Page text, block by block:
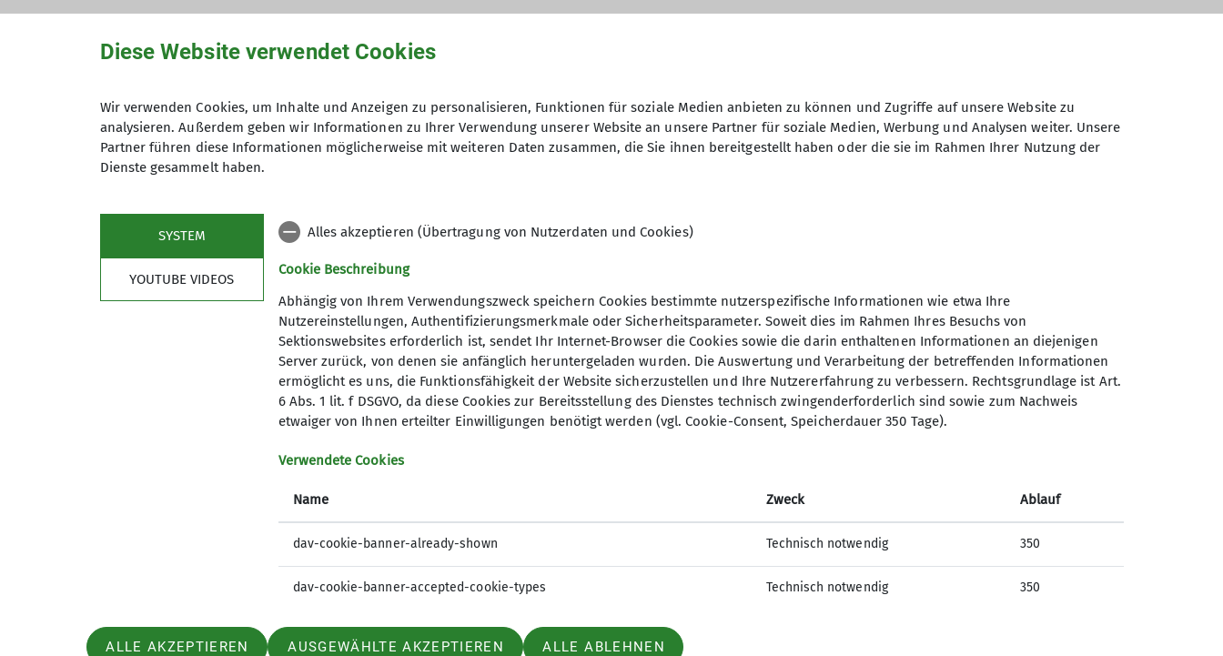
Familienbeitrag
Familien, bei denen beide Elternteile und deren Kinder derselben Sektion angehören, bezahlen einen Familienbeitrag (bis einschliesslich
2024 plus 2,50 EUR/Kind und Jahr, ab 2025 plus 0 EUR/Kind und Jahr).
Bitte beachten!
Bei Vereinsbeitritt
zum 01. Dezemberentfällt der Beitrag für das laufende Restjahr.
Diese Website verwendet Cookies
Wir verwenden Cookies, um Inhalte und Anzeigen zu personalisieren, Funktionen für soziale Medien anbieten zu können und Zugriffe auf unsere Website zu
analysieren. Außerdem geben wir Informationen zu Ihrer Verwendung unserer Website an unsere Partner für soziale Medien, Werbung und Analysen weiter. Unsere
Partner führen diese Informationen möglicherweise mit weiteren Daten zusammen, die Sie ihnen bereitgestellt haben oder die sie im Rahmen Ihrer Nutzung der
Dienste gesammelt haben.
SYSTEM
YOUTUBE VIDEOS
Alles akzeptieren (Übertragung von Nutzerdaten und Cookies)
Cookie Beschreibung
Abhängig von Ihrem Verwendungszweck speichern Cookies bestimmte nutzerspezifische Informationen wie etwa Ihre
Nutzereinstellungen, Authentifizierungsmerkmale oder Sicherheitsparameter. Soweit dies im Rahmen Ihres Besuchs von
Sektionswebsites erforderlich ist, sendet Ihr Internet-Browser die Cookies sowie die darin enthaltenen Informationen an diejenigen
Server zurück, von denen sie anfänglich heruntergeladen wurden. Die Auswertung und Verarbeitung der betreffenden Informationen
ermöglicht es uns, die Funktionsfähigkeit der Website sicherzustellen und Ihre Nutzererfahrung zu verbessern. Rechtsgrundlage ist Art.
6 Abs. 1 lit. f DSGVO, da diese Cookies zur Bereitsstellung des Dienstes technisch zwingenderforderlich sind sowie zum Nachweis
etwaiger von Ihnen erteilter Einwilligungen benötigt werden (vgl. Cookie-Consent, Speicherdauer 350 Tage).
Verwendete Cookies
Name Zweck Ablauf
dav-cookie-banner-already-shown Technisch notwendig 350
dav-cookie-banner-accepted-cookie-types Technisch notwendig 350
ALLE AKZEPTIEREN AUSGEWÄHLTE AKZEPTIEREN ALLE ABLEHNEN